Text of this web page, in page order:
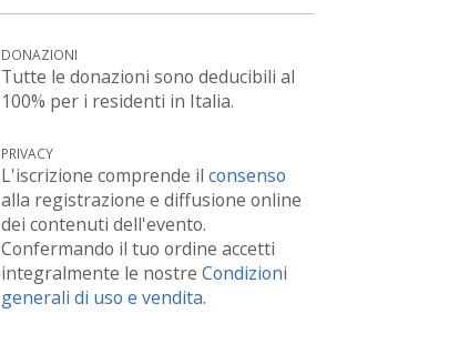
DONAZIONI
Tutte le donazioni sono deducibili al
100% per i residenti in Italia.
PRIVACY
L'iscrizione comprende ilconsenso
alla registrazione e diffusione online
dei contenuti dell'evento.
Confermando il tuo ordine accetti
integralmente le nostreCondizioni
generali di uso e vendita.